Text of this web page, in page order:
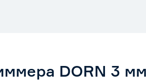
DORN 3